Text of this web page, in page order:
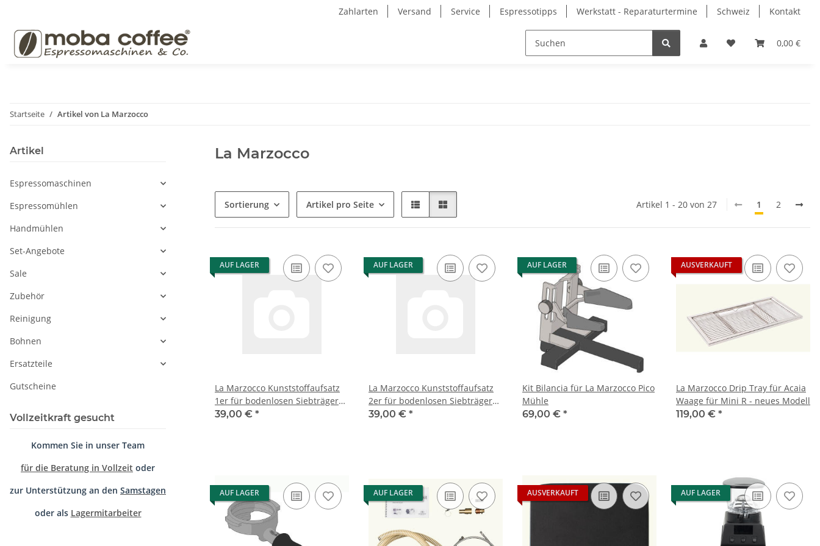
Zahlarten Versand Service Espressotipps Werkstatt - Reparaturtermine Schweiz Kontakt
0,00 €
Startseite Artikel von La Marzocco
La Marzocco
Sortierung Artikel pro Seite Artikel 1 - 20 von 27 1 2
AUF LAGER
La Marzocco Kunststoffaufsatz
1er für bodenlosen Siebträger
Linea Mini R
39,00 € *
AUF LAGER
La Marzocco Kunststoffaufsatz
2er für bodenlosen Siebträger
Linea Mini R
39,00 € *
AUF LAGER
Kit Bilancia für La Marzocco Pico
Mühle
69,00 € *
AUSVERKAUFT
La Marzocco Drip Tray für Acaia
Waage für Mini R - neues Modell
119,00 € *
AUF LAGER AUF LAGER AUSVERKAUFT AUF LAGER
Artikel
Espressomaschinen
Espressomühlen
Handmühlen
Set-Angebote
Sale
Zubehör
Reinigung
Bohnen
Ersatzteile
Gutscheine
Vollzeitkraft gesucht
Kommen Sie in unser Team
für die Beratung in Vollzeit oder
zur Unterstützung an den Samstagen
oder als Lagermitarbeiter